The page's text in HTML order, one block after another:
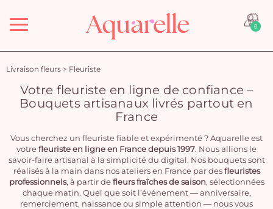
Menu 0
Livraison fleurs > Fleuriste
Votre fleuriste en ligne de confiance –
Bouquets artisanaux livrés partout en
France
Vous cherchez un fleuriste fiable et expérimenté ? Aquarelle est
votrefleuriste en ligne en France depuis 1997. Nous allions le
savoir-faire artisanal à la simplicité du digital. Nos bouquets sont
réalisés à la main dans nos ateliers en France par desfleuristes
professionnels, à partir defleurs fraîches de saison, sélectionnées
chaque matin. Quel que soit l’événement — anniversaire,
remerciement, naissance ou simple attention — nous vous